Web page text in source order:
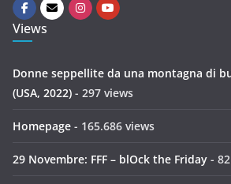
Views
Donne seppellite da una montagna di
(USA, 2022) - 297 views
Homepage - 165.686 views
29 Novembre: FFF – blOck the Friday -